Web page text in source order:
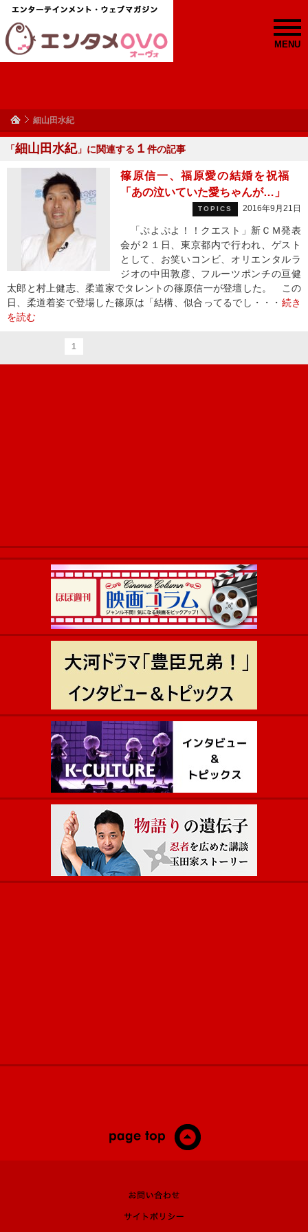
MENU
細山田水紀
「細山田水紀」に関連する １ 件の記事
篠原信一、福原愛の結婚を祝福
「あの泣いていた愛ちゃんが…」
TOPICS 2016年9月21日
「ぷよぷよ！！クエスト」新ＣＭ発表
会が２１日、東京都内で行われ、ゲスト
として、お笑いコンビ、オリエンタルラ
ジオの中田敦彦、フルーツポンチの亘健
太郎と村上健志、柔道家でタレントの篠原信一が登壇した。 この
日、柔道着姿で登場した篠原は「結構、似合ってるでし・・・ 続き
を読む
1